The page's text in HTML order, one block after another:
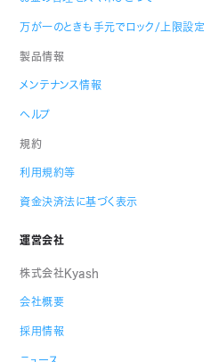
万が一のときも手元でロック/上限設定
製品情報
メンテナンス情報
ヘルプ
規約
利用規約等
資金決済法に基づく表示
運営会社
株式会社Kyash
会社概要
採用情報